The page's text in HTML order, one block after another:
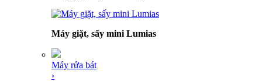
Máy giặt, sấy mini Lumias
Máy rửa bát
›